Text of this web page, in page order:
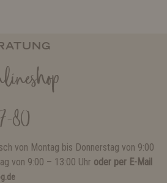
80
von Montag bis Donnerstag von 9:00
von 9:00 – 13:00 Uhr oder per E-Mail